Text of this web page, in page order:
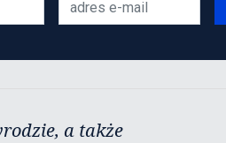
a także